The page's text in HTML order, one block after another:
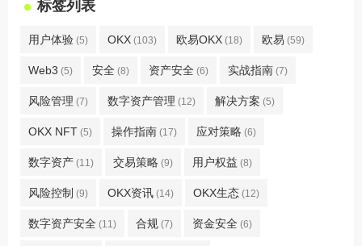
标签列表
用户体验 (5) OKX (103) 欧易OKX (18) 欧易 (59)
Web3 (5) 安全 (8) 资产安全 (6) 实战指南 (7)
风险管理 (7) 数字资产管理 (12) 解决方案 (5)
OKX NFT (5) 操作指南 (17) 应对策略 (6)
数字资产 (11) 交易策略 (9) 用户权益 (8)
风险控制 (9) OKX资讯 (14) OKX生态 (12)
数字资产安全 (11) 合规 (7) 资金安全 (6)